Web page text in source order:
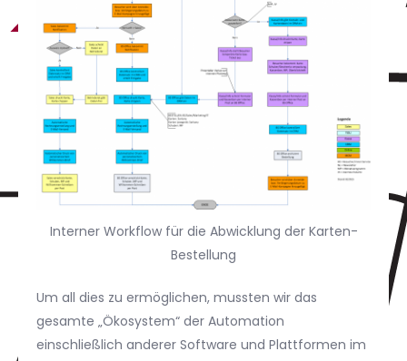
Interner Workflow für die Abwicklung der Karten-
Bestellung
Um all dies zu ermöglichen, mussten wir das
gesamte „Ökosystem“ der Automation
einschließlich anderer Software und Plattformen im